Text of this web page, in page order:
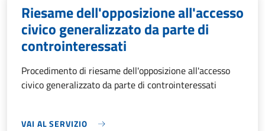
Riesame dell'opposizione all'accesso
civico generalizzato da parte di
controinteressati
Procedimento di riesame dell'opposizione all'accesso
civico generalizzato da parte di controinteressati
VAI AL SERVIZIO